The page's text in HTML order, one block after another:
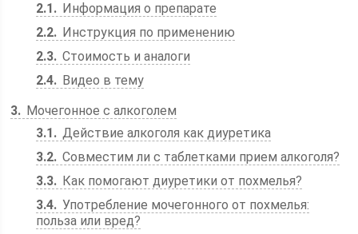
2.1
Информация о препарате
2.2
Инструкция по применению
2.3 Стоимость и аналоги
2.4
Видео в тему
3
Мочегонное с алкоголем
3.1
Действие алкоголя как диуретика
3.2 Совместим ли с таблетками прием алкоголя?
3.3
Как помогают диуретики от похмелья?
3.4 Употребление мочегонного от похмелья:
польза или вред?